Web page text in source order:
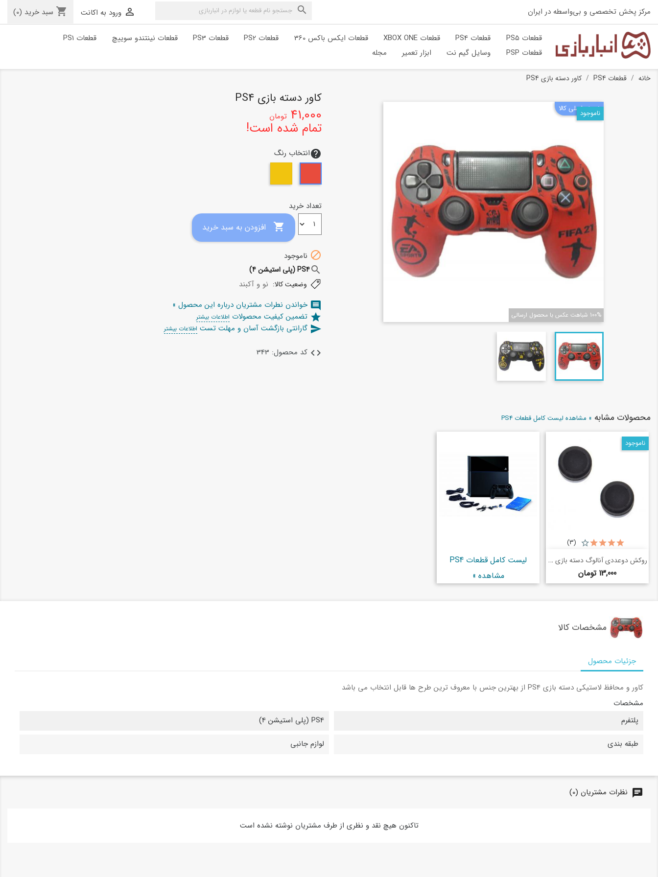
مرکز پخش تخصصی و بی‌واسطه در ایران 
 ورود به اکانت shopping_cart سبد خرید (0)
قطعات PS5 قطعات PS4 قطعات XBOX ONE قطعات ایکس باکس 360 قطعات PS2 قطعات PS3 قطعات نینتندو سوییچ
قطعات PS1
قطعات PSP
وسایل گیم نت ابزار تعمیر مجله
خانه قطعات PS4 کاور دسته بازی PS4
نسخه اصلی کالا
ناموجود
100% شباهت عکس با محصول ارسالی
کاور دسته بازی PS4
41,000 تومان
تمام شده است!
helpانتخاب رنگ
تعداد خرید

 ناموجود
searchPS4 (پلی استیشن 4)
وضعیت کالا: نو و آکبند
comment خواندن نطرات مشتریان درباره این محصول »
star تضمین کیفیت محصولات اطلاعات بیشتر
send گارانتی بازگشت آسان و مهلت تست اطلاعات بیشتر
code کد محصول: 343
محصولات مشابه » مشاهده لیست کامل قطعات PS4
روکش دوعددی آنالوگ دسته بازی PS4 (دوعددی)
قیمت 13,000 تومان
(3)
ناموجود
shopping_basketخرید سریع
لیست کامل قطعات PS4
مشاهده »
مشخصات کالا
جزئیات محصول
کاور و محافظ لاستیکی دسته بازی PS4 از بهترین جنس با معروف ترین طرح ها قابل انتخاب می باشد
مشخصات
پلتفرم
PS4 (پلی استیشن 4)
طبقه بندی
لوازم جانبی
chat نظرات مشتریان (0)
تاکنون هیچ نقد و نظری از طرف مشتریان نوشته نشده است